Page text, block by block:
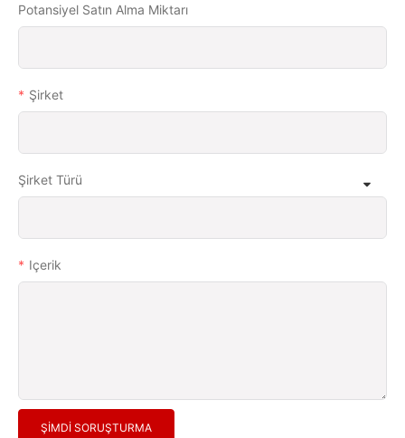
Potansiyel Satın Alma Miktarı
Şirket
Şirket Türü
Içerik
ŞIMDI SORUŞTURMA